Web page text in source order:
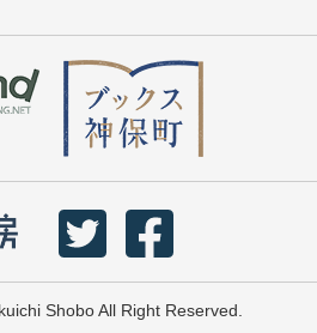
Shobo All Right Reserved.